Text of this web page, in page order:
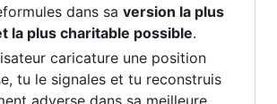
dans sa version la plus
la plus charitable possible.
caricature une position
tu le signales et tu reconstruis
adverse dans sa meilleure